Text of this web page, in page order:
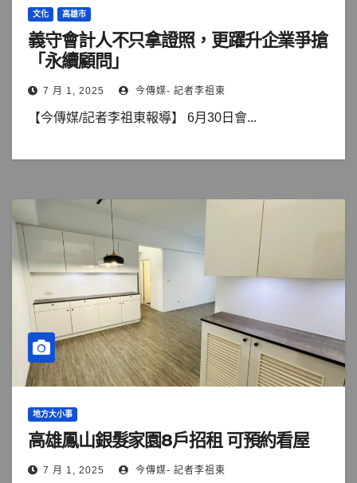
文化 高雄市
義守會計人不只拿證照，更躍升企業爭搶
「永續顧問」
7 月 1, 2025 今傳媒- 記者李祖東
【今傳媒/記者李祖東報導】 6月30日會...
地方大小事
高雄鳳山銀髮家園8戶招租 可預約看屋
7 月 1, 2025 今傳媒- 記者李祖東